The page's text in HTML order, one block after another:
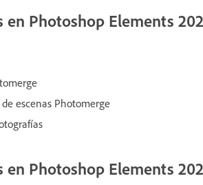
en Photoshop Elements
escenas Photomerge
en Photoshop Elements